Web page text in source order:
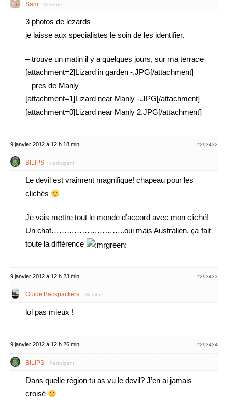
Sam Membre
3 photos de lezards
je laisse aux specialistes le soin de les identifier.
– trouve un matin il y a quelques jours, sur ma terrace
[attachment=2]Lizard in garden -.JPG[/attachment]
– pres de Manly
[attachment=1]Lizard near Manly -.JPG[/attachment]
[attachment=0]Lizard near Manly 2.JPG[/attachment]
9 janvier 2012 à 12 h 18 min #293432
BILIPS Participant
Le devil est vraiment magnifique! chapeau pour les
clichés
Je vais mettre tout le monde d’accord avec mon cliché!
Un chat………………………..oui mais Australien, ça fait
toute la différence
9 janvier 2012 à 12 h 23 min #293433
Guide Backpackers Membre
lol pas mieux !
9 janvier 2012 à 12 h 26 min #293434
BILIPS Participant
Dans quelle région tu as vu le devil? J’en ai jamais
croisé